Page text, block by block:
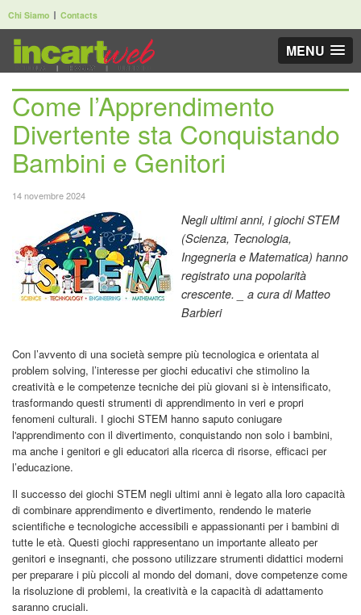
Chi Siamo Contacts
MENU
Come l’Apprendimento
Divertente sta Conquistando
Bambini e Genitori
14 novembre 2024
Negli ultimi anni, i giochi STEM
(Scienza, Tecnologia,
Ingegneria e Matematica) hanno
registrato una popolarità
crescente. _ a cura di Matteo
Barbieri
Con l’avvento di una società sempre più tecnologica e orientata al
problem solving, l’interesse per giochi educativi che stimolino la
creatività e le competenze tecniche dei più giovani si è intensificato,
trasformando questi strumenti di apprendimento in veri e propri
fenomeni culturali. I giochi STEM hanno saputo coniugare
l'apprendimento con il divertimento, conquistando non solo i bambini,
ma anche i genitori e gli educatori alla ricerca di risorse, efficaci per
l’educazione.
Il successo dei giochi STEM negli ultimi anni è legato alla loro capacità
di combinare apprendimento e divertimento, rendendo le materie
scientifiche e tecnologiche accessibili e appassionanti per i bambini di
tutte le età. Questi giochi rappresentano un importante alleato per
genitori e insegnanti, che possono utilizzare strumenti didattici moderni
per preparare i più piccoli al mondo del domani, dove competenze come
la risoluzione di problemi, la creatività e la capacità di adattamento
saranno cruciali.